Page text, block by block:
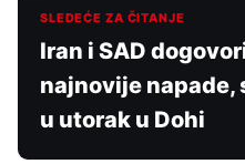
SLEDEĆE ZA ČITANJE
Iran i SAD
najnovije napade,
u utorak u Dohi